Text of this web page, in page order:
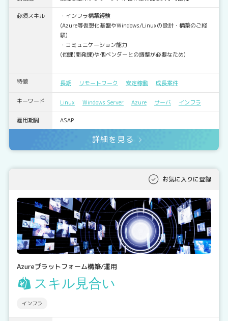
必須スキル
・インフラ構築経験
(Azure等仮想化基盤やWindows/Linuxの設計・構築のご経
験)
・コミュニケーション能力
(他課(開発課)や他ベンダーとの調整が必要なため)
特徴 長期 リモートワーク 安定稼働 成長案件
キーワード Linux Windows Server Azure サーバ インフラ
雇用期間 ASAP
詳細を見る
お気に入りに登録
Azureプラットフォーム構築/運用
スキル見合い
インフラ